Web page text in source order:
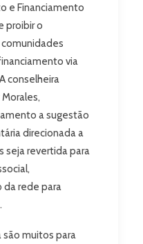
e Financiamento
proibir o
via
conselheira
a sugestão
direcionada a
seja revertida para
rede para
muitos para